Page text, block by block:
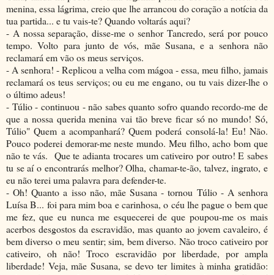
menina, essa lágrima, creio que lhe arrancou do coração a notícia da
tua partida... e tu vais-te? Quando voltarás aqui?
- A nossa separação, disse-me o senhor Tancredo, será por pouco
tempo. Volto para junto de vós, mãe Susana, e a senhora não
reclamará em vão os meus serviços.
- A senhora! - Replicou a velha com mágoa - essa, meu filho, jamais
reclamará os teus serviços; ou eu me engano, ou tu vais dizer-lhe o
o último adeus!
- Túlio - continuou - não sabes quanto sofro quando recordo-me de
que a nossa querida menina vai tão breve ficar só no mundo! Só,
Túlio" Quem a acompanhará? Quem poderá consolá-la! Eu! Não.
Pouco poderei demorar-me neste mundo. Meu filho, acho bom que
não te vás. Que te adianta trocares um cativeiro por outro! E sabes
tu se aí o encontrarás melhor? Olha, chamar-te-ão, talvez, ingrato, e
eu não terei uma palavra para defender-te.
- Oh! Quanto a isso não, mãe Susana - tornou Túlio - A senhora
Luísa B... foi para mim boa e carinhosa, o céu lhe pague o bem que
me fez, que eu nunca me esquecerei de que poupou-me os mais
acerbos desgostos da escravidão, mas quanto ao jovem cavaleiro, é
bem diverso o meu sentir; sim, bem diverso. Não troco cativeiro por
cativeiro, oh não! Troco escravidão por liberdade, por ampla
liberdade! Veja, mãe Susana, se devo ter limites à minha gratidão: